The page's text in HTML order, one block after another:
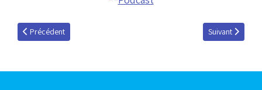
Article précédent : Nordine Sam : « La France a une très mauvaise
Précédent Article suivant :
Suivant